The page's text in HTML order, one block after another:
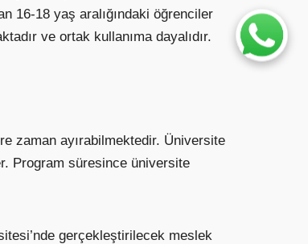
16-18 yaş aralığındaki öğrenciler
ve ortak kullanıma dayalıdır.
zaman ayırabilmektedir. Üniversite
Program süresince üniversite
gerçekleştirilecek meslek